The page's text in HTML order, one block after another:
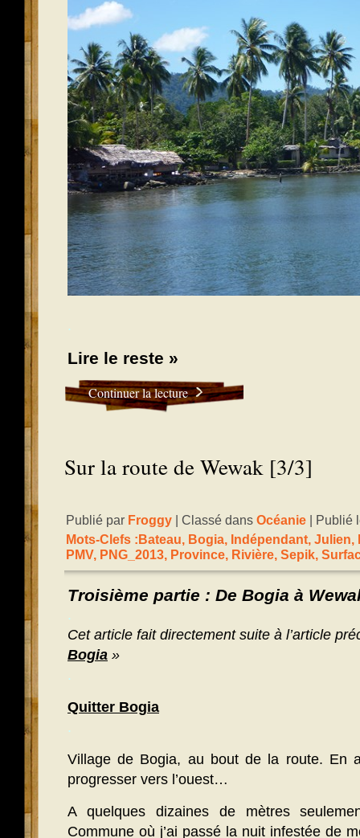
.
Lire le reste »
Continuer la lecture
Sur la route de Wewak [3/3]
Publié par Froggy | Classé dans Océanie | Publié
Mots-Clefs :Bateau, Bogia, Indépendant, Julien,
PMV, PNG_2013, Province, Rivière, Sepik,
Troisième partie : De Bogia à
.
Cet article fait directement suite à l’article
Bogia »
.
Quitter Bogia
.
Village de Bogia, au bout de la route. En
progresser vers l’ouest…
A quelques dizaines de mètres
Commune où j’ai passé la nuit infestée de